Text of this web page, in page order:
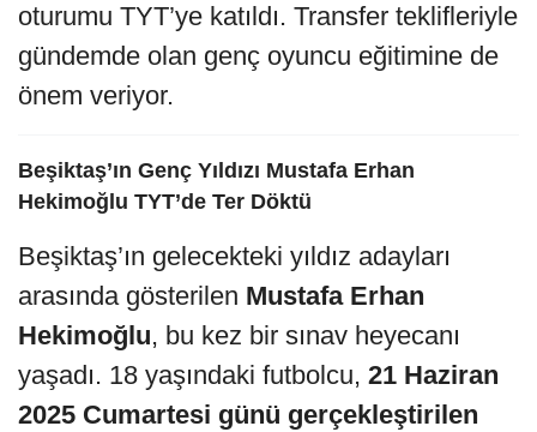
oturumu TYT’ye katıldı. Transfer teklifleriyle
gündemde olan genç oyuncu eğitimine de
önem veriyor.
Beşiktaş’ın Genç Yıldızı Mustafa Erhan
Hekimoğlu TYT’de Ter Döktü
Beşiktaş’ın gelecekteki yıldız adayları
arasında gösterilen Mustafa Erhan
Hekimoğlu, bu kez bir sınav heyecanı
yaşadı. 18 yaşındaki futbolcu, 21 Haziran
2025 Cumartesi günü gerçekleştirilen